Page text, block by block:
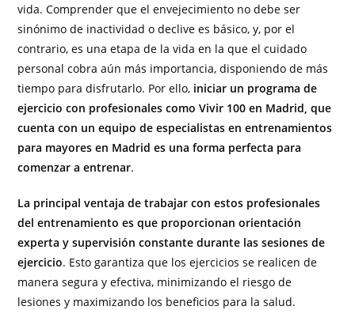
vida. Comprender que el envejecimiento no debe ser
sinónimo de inactividad o declive es básico, y, por el
contrario, es una etapa de la vida en la que el cuidado
personal cobra aún más importancia, disponiendo de más
tiempo para disfrutarlo. Por ello, iniciar un programa de
ejercicio con profesionales como Vivir 100 en Madrid, que
cuenta con un equipo de especialistas en entrenamientos
para mayores en Madrid es una forma perfecta para
comenzar a entrenar.
La principal ventaja de trabajar con estos profesionales
del entrenamiento es que proporcionan orientación
experta y supervisión constante durante las sesiones de
ejercicio. Esto garantiza que los ejercicios se realicen de
manera segura y efectiva, minimizando el riesgo de
lesiones y maximizando los beneficios para la salud.